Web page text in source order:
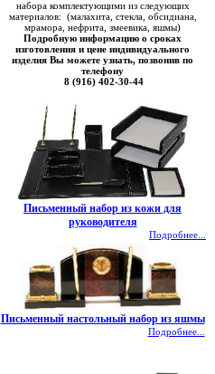
набора комплектующими из следующих
материалов: (малахита, стекла, обсидиана,
мрамора, нефрита, змеевика, яшмы)
Подробную информацию о сроках
изготовления и цене индивидуального
изделия Вы можете узнать, позвонив по
телефону
8 (916) 402-30-44
Письменный набор из кожи для
руководителя
Подробнее...
Письменный настольный набор из яшмы
Подробнее...